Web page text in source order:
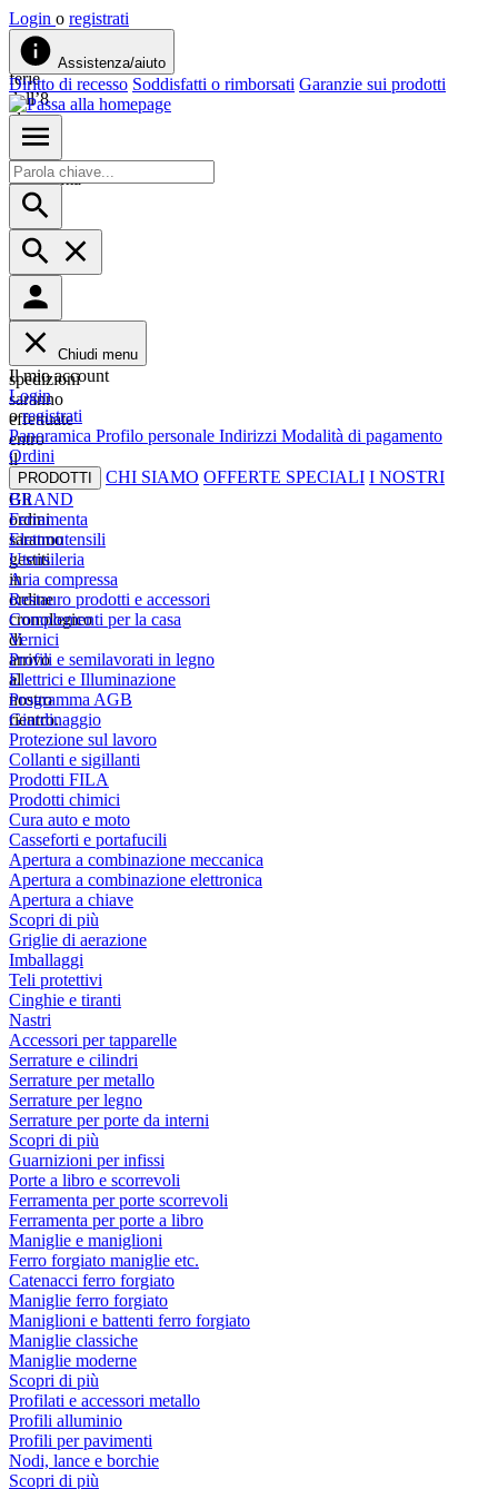
Login o registrati
Siamo
in
ferie
dall’8
al
23
agosto.
Approfitta
del
-10%
su
tutto
con
codice
ESTATE26.
Le
spedizioni
saranno
effettuate
entro
il
4/8.
Gli
ordini
saranno
gestiti
in
ordine
cronologico
di
arrivo
al
nostro
rientro.
Assistenza/aiuto
Diritto di recesso Soddisfatti o rimborsati Garanzie sui prodotti
Chiudi menu
Il mio account
Login
oregistrati
Panoramica Profilo personale Indirizzi Modalità di pagamento
Ordini
PRODOTTI CHI SIAMO OFFERTE SPECIALI I NOSTRI
BRAND
Ferramenta
Elettroutensili
Utensileria
Aria compressa
Restauro prodotti e accessori
Complementi per la casa
Vernici
Profili e semilavorati in legno
Elettrici e Illuminazione
Programma AGB
Giardinaggio
Protezione sul lavoro
Collanti e sigillanti
Prodotti FILA
Prodotti chimici
Cura auto e moto
Casseforti e portafucili
Apertura a combinazione meccanica
Apertura a combinazione elettronica
Apertura a chiave
Scopri di più
Griglie di aerazione
Imballaggi
Teli protettivi
Cinghie e tiranti
Nastri
Accessori per tapparelle
Serrature e cilindri
Serrature per metallo
Serrature per legno
Serrature per porte da interni
Scopri di più
Guarnizioni per infissi
Porte a libro e scorrevoli
Ferramenta per porte scorrevoli
Ferramenta per porte a libro
Maniglie e maniglioni
Ferro forgiato maniglie etc.
Catenacci ferro forgiato
Maniglie ferro forgiato
Maniglioni e battenti ferro forgiato
Maniglie classiche
Maniglie moderne
Scopri di più
Profilati e accessori metallo
Profili alluminio
Profili per pavimenti
Nodi, lance e borchie
Scopri di più